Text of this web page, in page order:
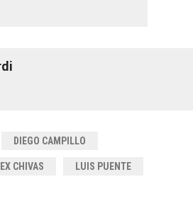
DIEGO CAMPILLO
EX CHIVAS LUIS PUENTE